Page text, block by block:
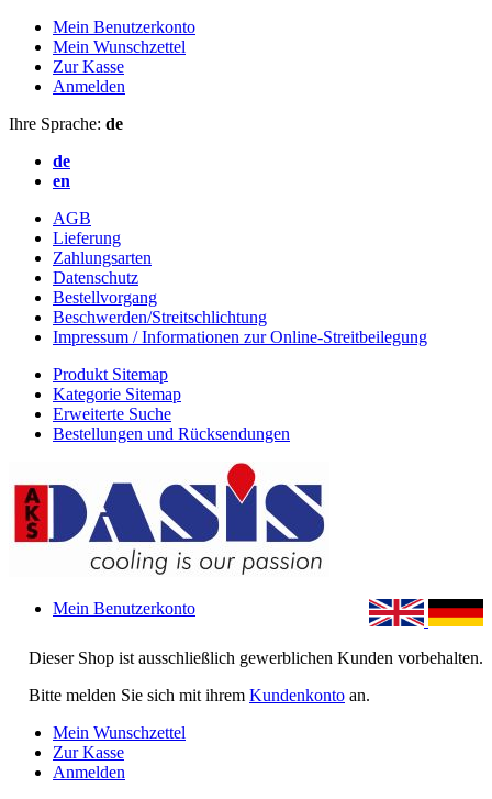
Mein Benutzerkonto
Mein Wunschzettel
Zur Kasse
Anmelden
Ihre Sprache: de
de
en
AGB
Lieferung
Zahlungsarten
Datenschutz
Bestellvorgang
Beschwerden/Streitschlichtung
Impressum / Informationen zur Online-Streitbeilegung
Produkt Sitemap
Kategorie Sitemap
Erweiterte Suche
Bestellungen und Rücksendungen
Dieser Shop ist ausschließlich gewerblichen Kunden vorbehalten.
Bitte melden Sie sich mit ihrem Kundenkonto an.
Mein Benutzerkonto
Mein Wunschzettel
Zur Kasse
Anmelden